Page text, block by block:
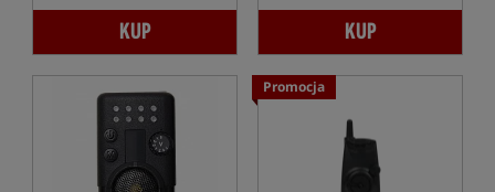
KUP KUP
Promocja